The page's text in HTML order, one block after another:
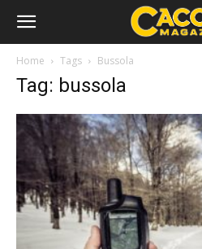
Home Tags Bussola
Tag: bussola